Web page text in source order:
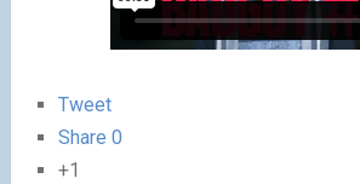
Tweet
Share 0
+1